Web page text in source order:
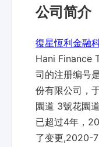
公司简介
復星恆利金融
Hani Finance
司的注册编号
份有限公司，
園道 3號花園
已超过4年，
了变更,2020-